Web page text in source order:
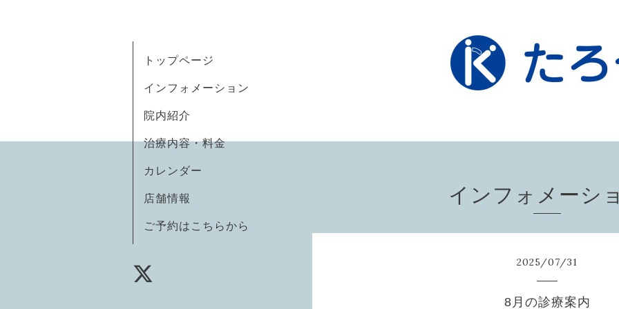
トップページ
インフォメーション
院内紹介
治療内容・料金
カレンダー
店舗情報
ご予約はこちらから
インフォメーシ
2025/07/31
8月の診療案内